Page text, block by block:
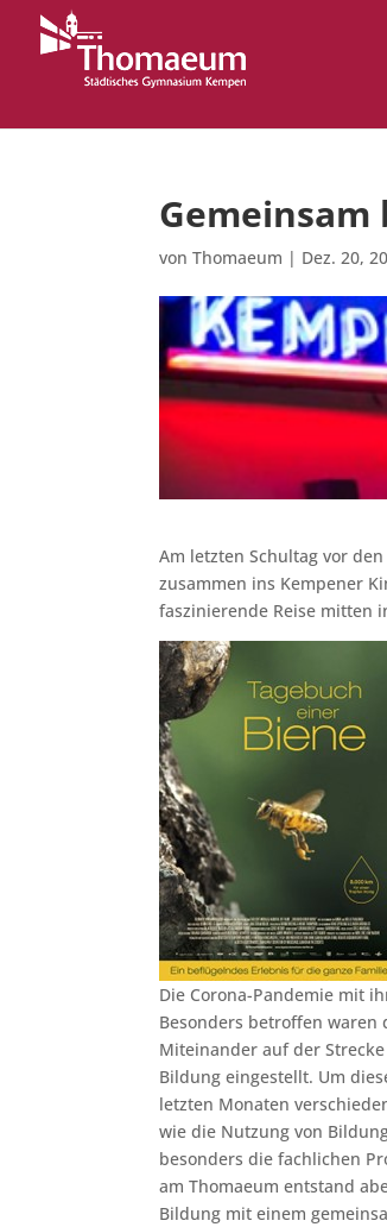
vonThomaeum | Dez. 20,
Am letzten Schultag vor
zusammen ins Kempener
faszinierende Reise mitten
Die Corona-Pandemie mit
Besonders betroffen waren
Miteinander auf der
Bildung eingestellt. Um
letzten Monaten
wie die Nutzung von
besonders die fachlichen
am Thomaeum entstand
Bildung mit einem